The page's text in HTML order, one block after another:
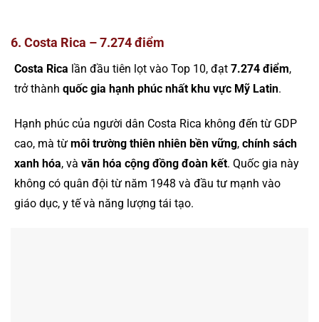
6. Costa Rica – 7.274 điểm
Costa Rica lần đầu tiên lọt vào Top 10, đạt 7.274 điểm,
trở thành quốc gia hạnh phúc nhất khu vực Mỹ Latin.
Hạnh phúc của người dân Costa Rica không đến từ GDP
cao, mà từ môi trường thiên nhiên bền vững, chính sách
xanh hóa, và văn hóa cộng đồng đoàn kết. Quốc gia này
không có quân đội từ năm 1948 và đầu tư mạnh vào
giáo dục, y tế và năng lượng tái tạo.